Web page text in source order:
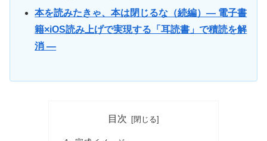
本を読みたきゃ、本は閉じるな（続編）― 電子書
籍×iOS読み上げで実現する「耳読書」で積読を解
消 ―
目次